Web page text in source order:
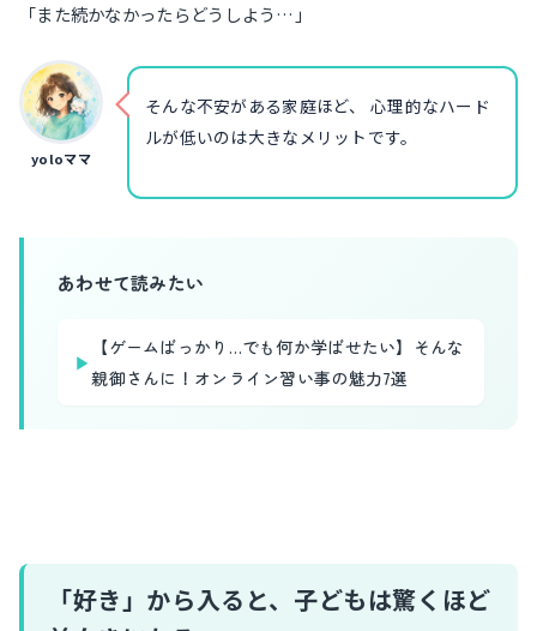
「また続かなかったらどうしよう…」
yoloママ
そんな不安がある家庭ほど、 心理的なハード
ルが低いのは大きなメリットです。
あわせて読みたい
▶
【ゲームばっかり…でも何か学ばせたい】そんな
親御さんに！オンライン習い事の魅力7選
「好き」から入ると、子どもは驚くほど